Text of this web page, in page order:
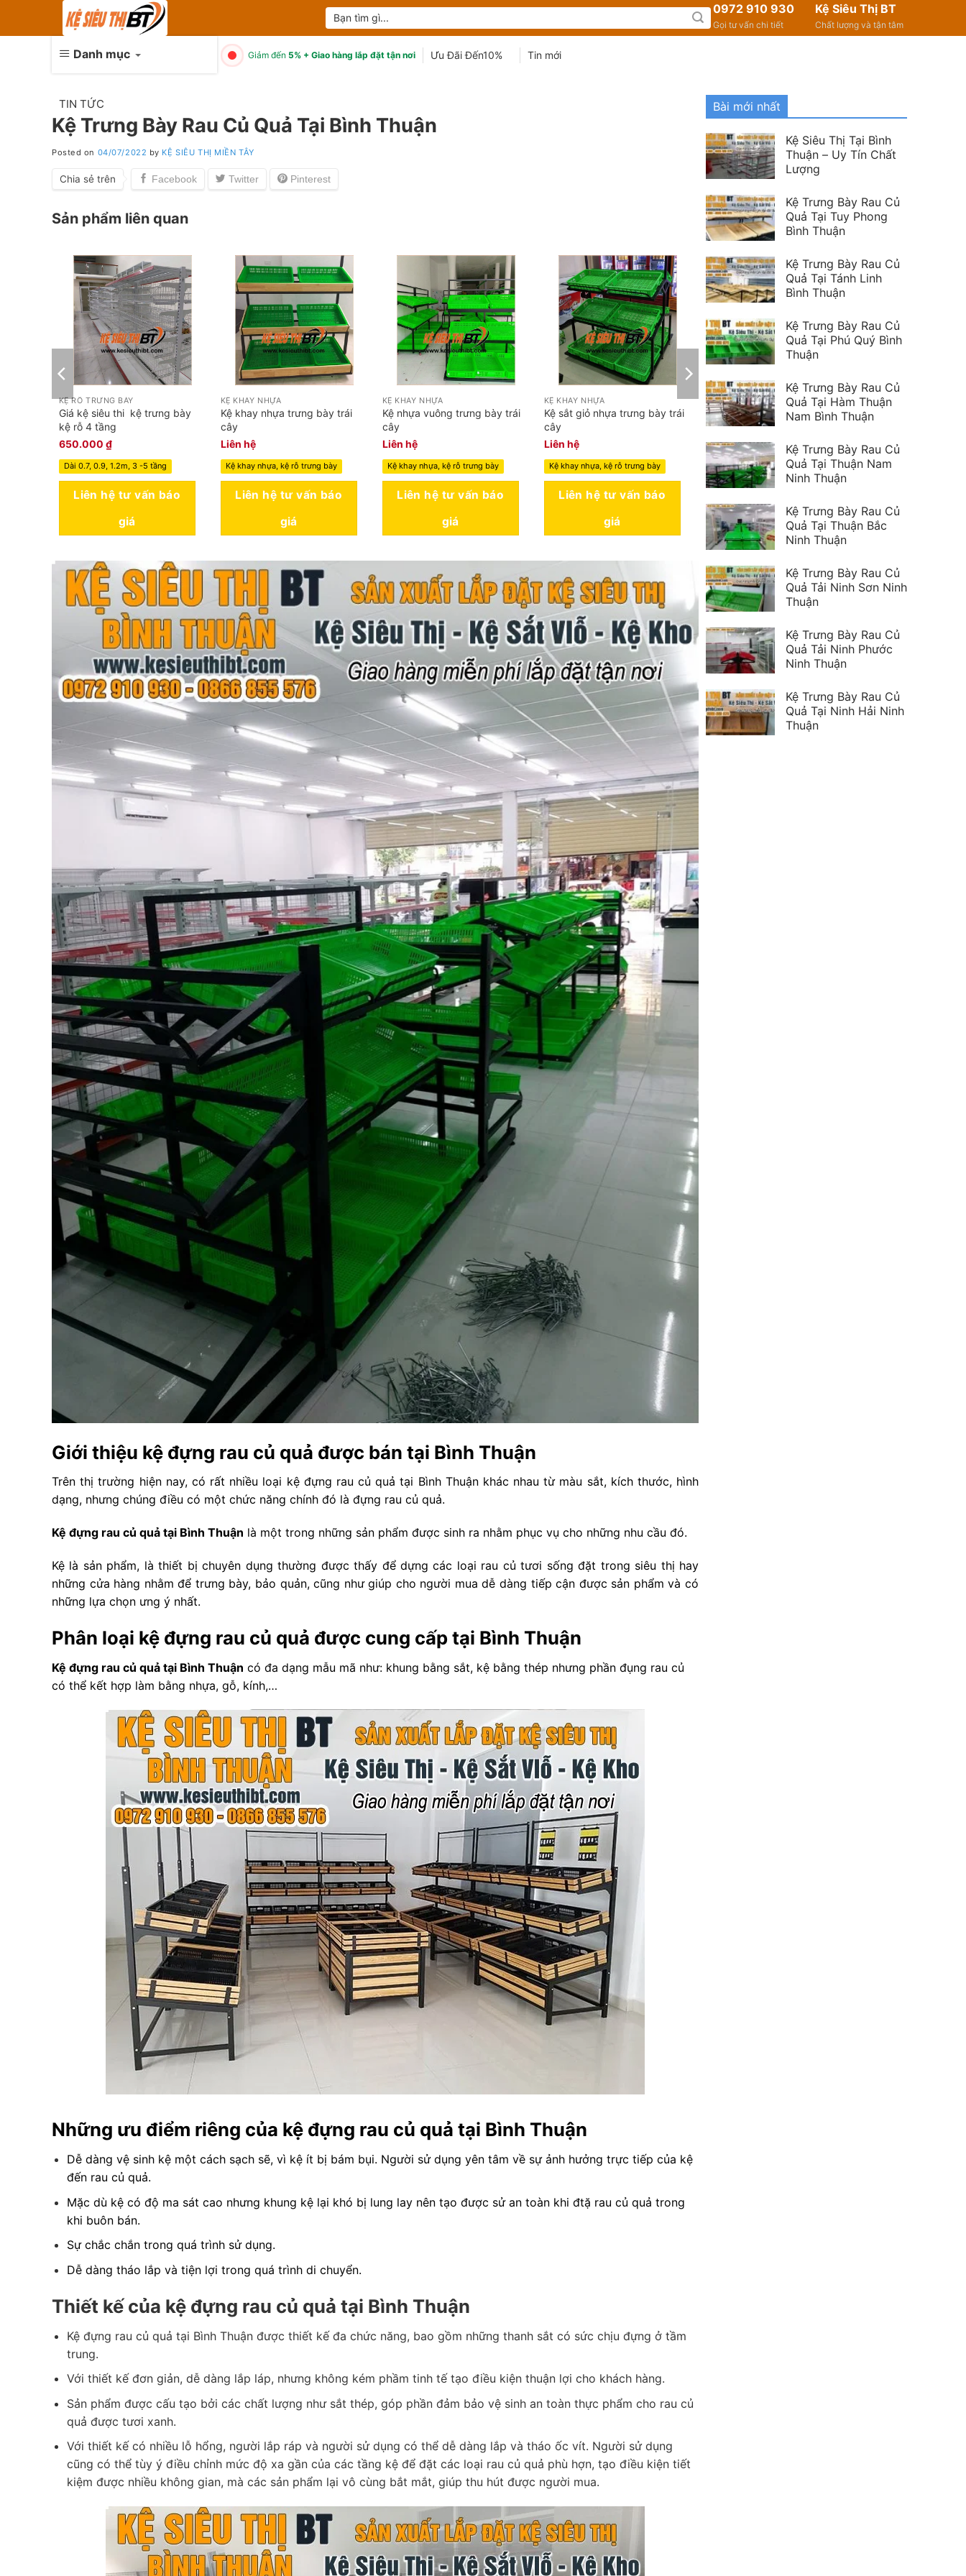
Tìm
kiếm:
0972 910 930
Gọi tư vấn chi tiết
Kệ Siêu Thị BT
Chất lượng và tận tâm
Danh mục Giảm đến 5% + Giao hàng lắp đặt tận nơi Ưu Đãi Đến10% Tin mới
TIN TỨC
Kệ Trưng Bày Rau Củ Quả Tại Bình Thuận
Posted on 04/07/2022 by KỆ SIÊU THỊ MIỀN TÂY
Chia sẻ trên
Sản phẩm liên quan
KỆ RỖ TRƯNG BÀY
Giá kệ siêu thi kệ trưng bày
kệ rỗ 4 tầng
650.000 ₫
Dài 0.7, 0.9, 1.2m, 3 -5 tầng
Liên hệ tư vấn báo
giá
KỆ KHAY NHỰA
Kệ khay nhựa trưng bày trái
cây
Liên hệ
Kệ khay nhựa, kệ rỗ trưng bày
Liên hệ tư vấn báo
giá
KỆ KHAY NHỰA
Kệ nhựa vuông trưng bày trái
cây
Liên hệ
Kệ khay nhựa, kệ rỗ trưng bày
Liên hệ tư vấn báo
giá
KỆ KHAY NHỰA
Kệ sắt giỏ nhựa trưng bày trái
cây
Liên hệ
Kệ khay nhựa, kệ rỗ trưng bày
Liên hệ tư vấn báo
giá
Giới thiệu kệ đựng rau củ quả được bán tại Bình Thuận
Trên thị trường hiện nay, có rất nhiều loại kệ đựng rau củ quả tại Bình Thuậnkhác nhau từ màu sắt, kích thước, hình
dạng, nhưng chúng điều có một chức năng chính đó là đựng rau củ quả.
Kệ đựng rau củ quả tại Bình Thuận là một trong những sản phẩm được sinh ra nhằm phục vụ cho những nhu cầu đó.
Kệ là sản phẩm, là thiết bị chuyên dụng thường được thấy để dựng các loại rau củ tươi sống đặt trong siêu thị hay
những cửa hàng nhằm để trưng bày, bảo quản, cũng như giúp cho người mua dễ dàng tiếp cận được sản phẩm và có
những lựa chọn ưng ý nhất.
Phân loại kệ đựng rau củ quả được cung cấp tại Bình Thuận
Kệ đựng rau củ quả tại Bình Thuận có đa dạng mẫu mã như: khung bằng sắt, kệ bằng thép nhưng phần đụng rau củ
có thể kết hợp làm bằng nhựa, gỗ, kính,…
Những ưu điểm riêng của kệ đựng rau củ quả tại Bình Thuận
Dễ dàng vệ sinh kệ một cách sạch sẽ, vì kệ ít bị bám bụi. Người sử dụng yên tâm về sự ảnh hưởng trực tiếp của kệ
đến rau củ quả.
Mặc dù kệ có độ ma sát cao nhưng khung kệ lại khó bị lung lay nên tạo được sử an toàn khi đtặ rau củ quả trong
khi buôn bán.
Sự chắc chắn trong quá trình sử dụng.
Dễ dàng tháo lắp và tiện lợi trong quá trình di chuyển.
Thiết kế của kệ đựng rau củ quả tại Bình Thuận
Kệ đựng rau củ quả tại Bình Thuận được thiết kế đa chức năng, bao gồm những thanh sắt có sức chịu đựng ở tầm
trung.
Với thiết kế đơn giản, dễ dàng lắp láp, nhưng không kém phầm tinh tế tạo điều kiện thuận lợi cho khách hàng.
Sản phẩm được cấu tạo bởi các chất lượng như sắt thép, góp phần đảm bảo vệ sinh an toàn thực phẩm cho rau củ
quả được tươi xanh.
Với thiết kế có nhiều lỗ hổng, người lắp ráp và người sử dụng có thể dễ dàng lắp và tháo ốc vít. Người sử dụng
cũng có thể tùy ý điều chỉnh mức độ xa gần của các tầng kệ để đặt các loại rau củ quả phù hợn, tạo điều kiện tiết
kiệm được nhiều không gian, mà các sản phẩm lại vô cùng bắt mắt, giúp thu hút được người mua.
Bài mới nhất
Kệ Siêu Thị Tại Bình
Thuận – Uy Tín Chất
Lượng
Kệ Trưng Bày Rau Củ
Quả Tại Tuy Phong
Bình Thuận
Kệ Trưng Bày Rau Củ
Quả Tại Tánh Linh
Bình Thuận
Kệ Trưng Bày Rau Củ
Quả Tại Phú Quý Bình
Thuận
Kệ Trưng Bày Rau Củ
Quả Tại Hàm Thuận
Nam Bình Thuận
Kệ Trưng Bày Rau Củ
Quả Tại Thuận Nam
Ninh Thuận
Kệ Trưng Bày Rau Củ
Quả Tại Thuận Bắc
Ninh Thuận
Kệ Trưng Bày Rau Củ
Quả Tải Ninh Sơn Ninh
Thuận
Kệ Trưng Bày Rau Củ
Quả Tải Ninh Phước
Ninh Thuận
Kệ Trưng Bày Rau Củ
Quả Tại Ninh Hải Ninh
Thuận